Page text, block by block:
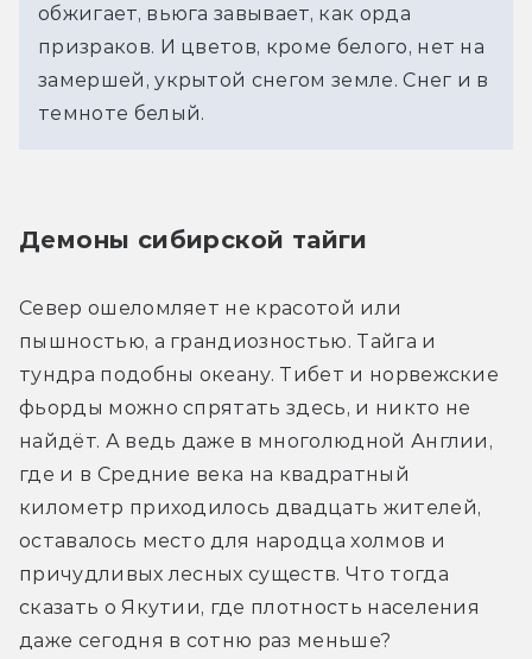
обжигает, вьюга завывает, как орда
призраков. И цветов, кроме белого, нет на
замершей, укрытой снегом земле. Снег и в
темноте белый.
Демоны сибирской тайги
Север ошеломляет не красотой или
пышностью, а грандиозностью. Тайга и
тундра подобны океану. Тибет и норвежские
фьорды можно спрятать здесь, и никто не
найдёт. А ведь даже в многолюдной Англии,
где и в Cредние века на квадратный
километр приходилось двадцать жителей,
оставалось место для народца холмов и
причудливых лесных существ. Что тогда
сказать о Якутии, где плотность населения
даже сегодня в сотню раз меньше?